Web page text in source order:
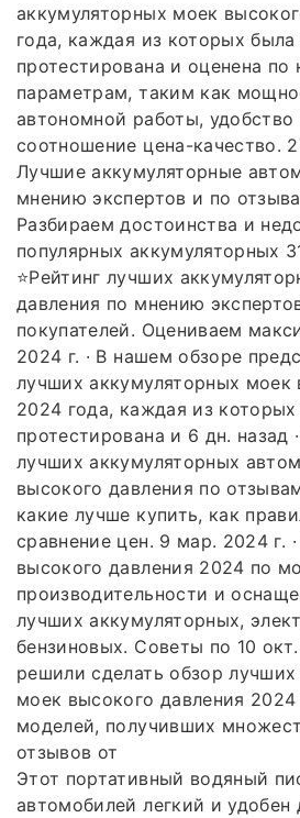
аккумуляторных моек
года, каждая из которых
протестирована и оценена
параметрам, таким как
автономной работы, удобство
соотношение цена-качество.
Лучшие аккумуляторные
мнению экспертов и по
Разбираем достоинства и
популярных аккумуляторных
⭐Рейтинг лучших
давления по мнению
покупателей. Оцениваем
2024 г. · В нашем обзоре
лучших аккумуляторных моек
2024 года, каждая из
протестирована и 6 дн. назад
лучших аккумуляторных
высокого давления по
какие лучше купить, как
сравнение цен. 9 мар. 2024 г.
высокого давления 2024 по
производительности и
лучших аккумуляторных,
бензиновых. Советы по 10
решили сделать обзор
моек высокого давления 2024
моделей, получивших
отзывов от
Этот портативный водяный
автомобилей легкий и удобен